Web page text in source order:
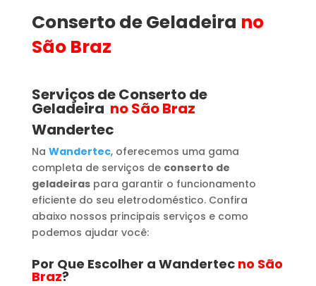
Conserto de Geladeira no
São Braz
Serviços de Conserto de
Geladeira no São Braz
Wandertec
Na Wandertec, oferecemos uma gama
completa de serviços de conserto de
geladeiraspara garantir o funcionamento
eficiente do seu eletrodoméstico. Confira
abaixo nossos principais serviços e como
podemos ajudar você:
Por Que Escolher a Wandertec no São
Braz?